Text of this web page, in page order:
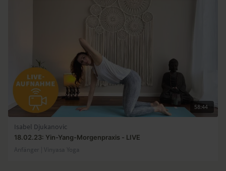
58:44
Isabel Djukanovic
18.02.23: Yin-Yang-Morgenpraxis - LIVE
Anfänger | Vinyasa Yoga